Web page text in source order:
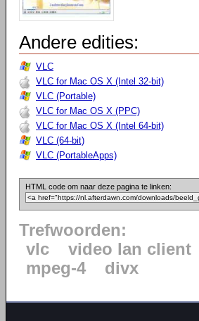
Andere edities:
VLC
VLC for Mac OS X (Intel 32-bit)
VLC (Portable)
VLC for Mac OS X (PPC)
VLC for Mac OS X (Intel 64-bit)
VLC (64-bit)
VLC (PortableApps)
HTML code om naar deze pagina te linken:
Trefwoorden:
vlc
video lan client
mpeg-4
divx